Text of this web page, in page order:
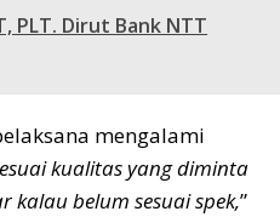
PLT. Dirut Bank NTT
mengalami
kualitas yang diminta
belum sesuai spek,”